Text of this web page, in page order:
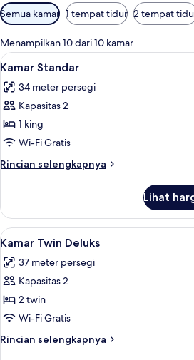
Filter
tersedia
untuk
kamar
Semua kamar 1 tempat tidur 2 tempat
Menampilkan 10 dari 10 kamar
Lihat
semua
foto
untuk
Kamar
Standar
6
Kamar Standar
34 meter persegi
Kapasitas 2
1 king
Wi-Fi Gratis
Rincian selengkapnya
Rincian
Kamar
Standar
Lihat
Lihat
semua
foto
untuk
Kamar
Twin
Deluks
6
Kamar Twin Deluks
37 meter persegi
Kapasitas 2
2 twin
Wi-Fi Gratis
Rincian selengkapnya
Rincian